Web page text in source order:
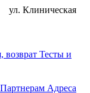
ул. Клиническая
возврат Тесты и
Партнерам Адреса